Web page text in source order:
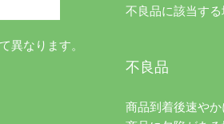
異なります。
不良品に該当する
不良品
商品到着後速やか